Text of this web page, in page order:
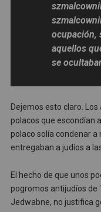
ocupación,
aquellos
se
Dejemos esto claro.
polacos que escondían
polaco solía condenar
entregaban a judíos a
El hecho de que unos
pogromos antijudíos de
Jedwabne, no justifica